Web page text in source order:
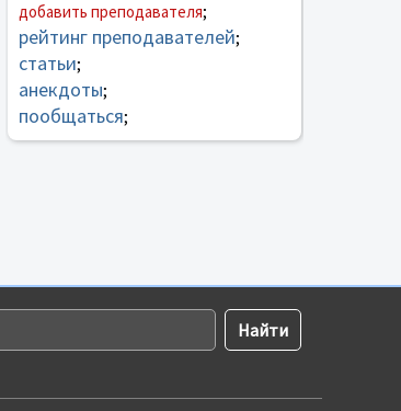
добавить преподавателя;
рейтинг преподавателей;
статьи;
анекдоты;
пообщаться;